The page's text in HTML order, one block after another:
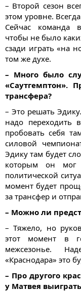
– Второй сезон
этом уровне.
Сейчас команда
чтобы не было
сзади играть «на
том же духе.
– Много было
«Саутгемптон».
трансфера?
– Это решать
надо переходить
пробовать себя
силовой
Эдику там будет
которым он мог
политической
момент будет
за трансфер и
– Можно ли
– Тяжело, но
этот момент в
межсезонье.
«Краснодара» это
– Про другого
у Матвея